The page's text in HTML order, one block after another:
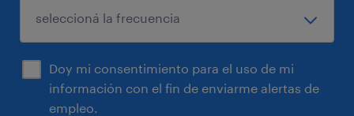
Doy mi consentimiento para el uso de mi
información con el fin de enviarme alertas de
empleo.